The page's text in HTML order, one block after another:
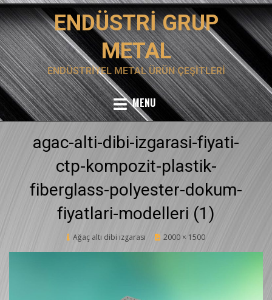
Skip
to
content
ENDÜSTRI GRUP
METAL
ENDÜSTRIYEL METAL ÜRÜN ÇEŞITLERI
MENU
agac-alti-dibi-izgarasi-fiyati-
ctp-kompozit-plastik-
fiberglass-polyester-dokum-
fiyatlari-modelleri (1)
Posted
12 Şubat 2020
Ağaç altı dibi ızgarası 2000 × 1500